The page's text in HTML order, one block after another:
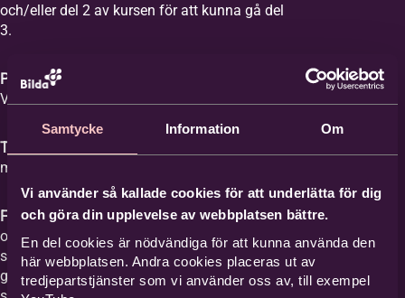
Samtycke Information Om
Vi använder så kallade cookies för att underlätta för dig
och göra din upplevelse av webbplatsen bättre.
En del cookies är nödvändiga för att kunna använda den
här webbplatsen. Andra cookies placeras ut av
tredjepartstjänster som vi använder oss av, till exempel
och/eller del 2 av kursen för att kunna gå del
3.
Plats:Equmeniakyrkan Vikingstad,
Våghusgatan 1
Tid:
med start tisdagen den 1 september 2026.
Film med samtal:Varje gång har ett ämne
och vi tittar på en film med ett förinspelat
samtal mellan Britta Hermansson och en
gäst där deras erfarenheter och berättelser